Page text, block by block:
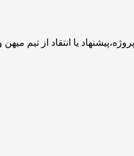
از تیم میهن وبمستر با ما تماس